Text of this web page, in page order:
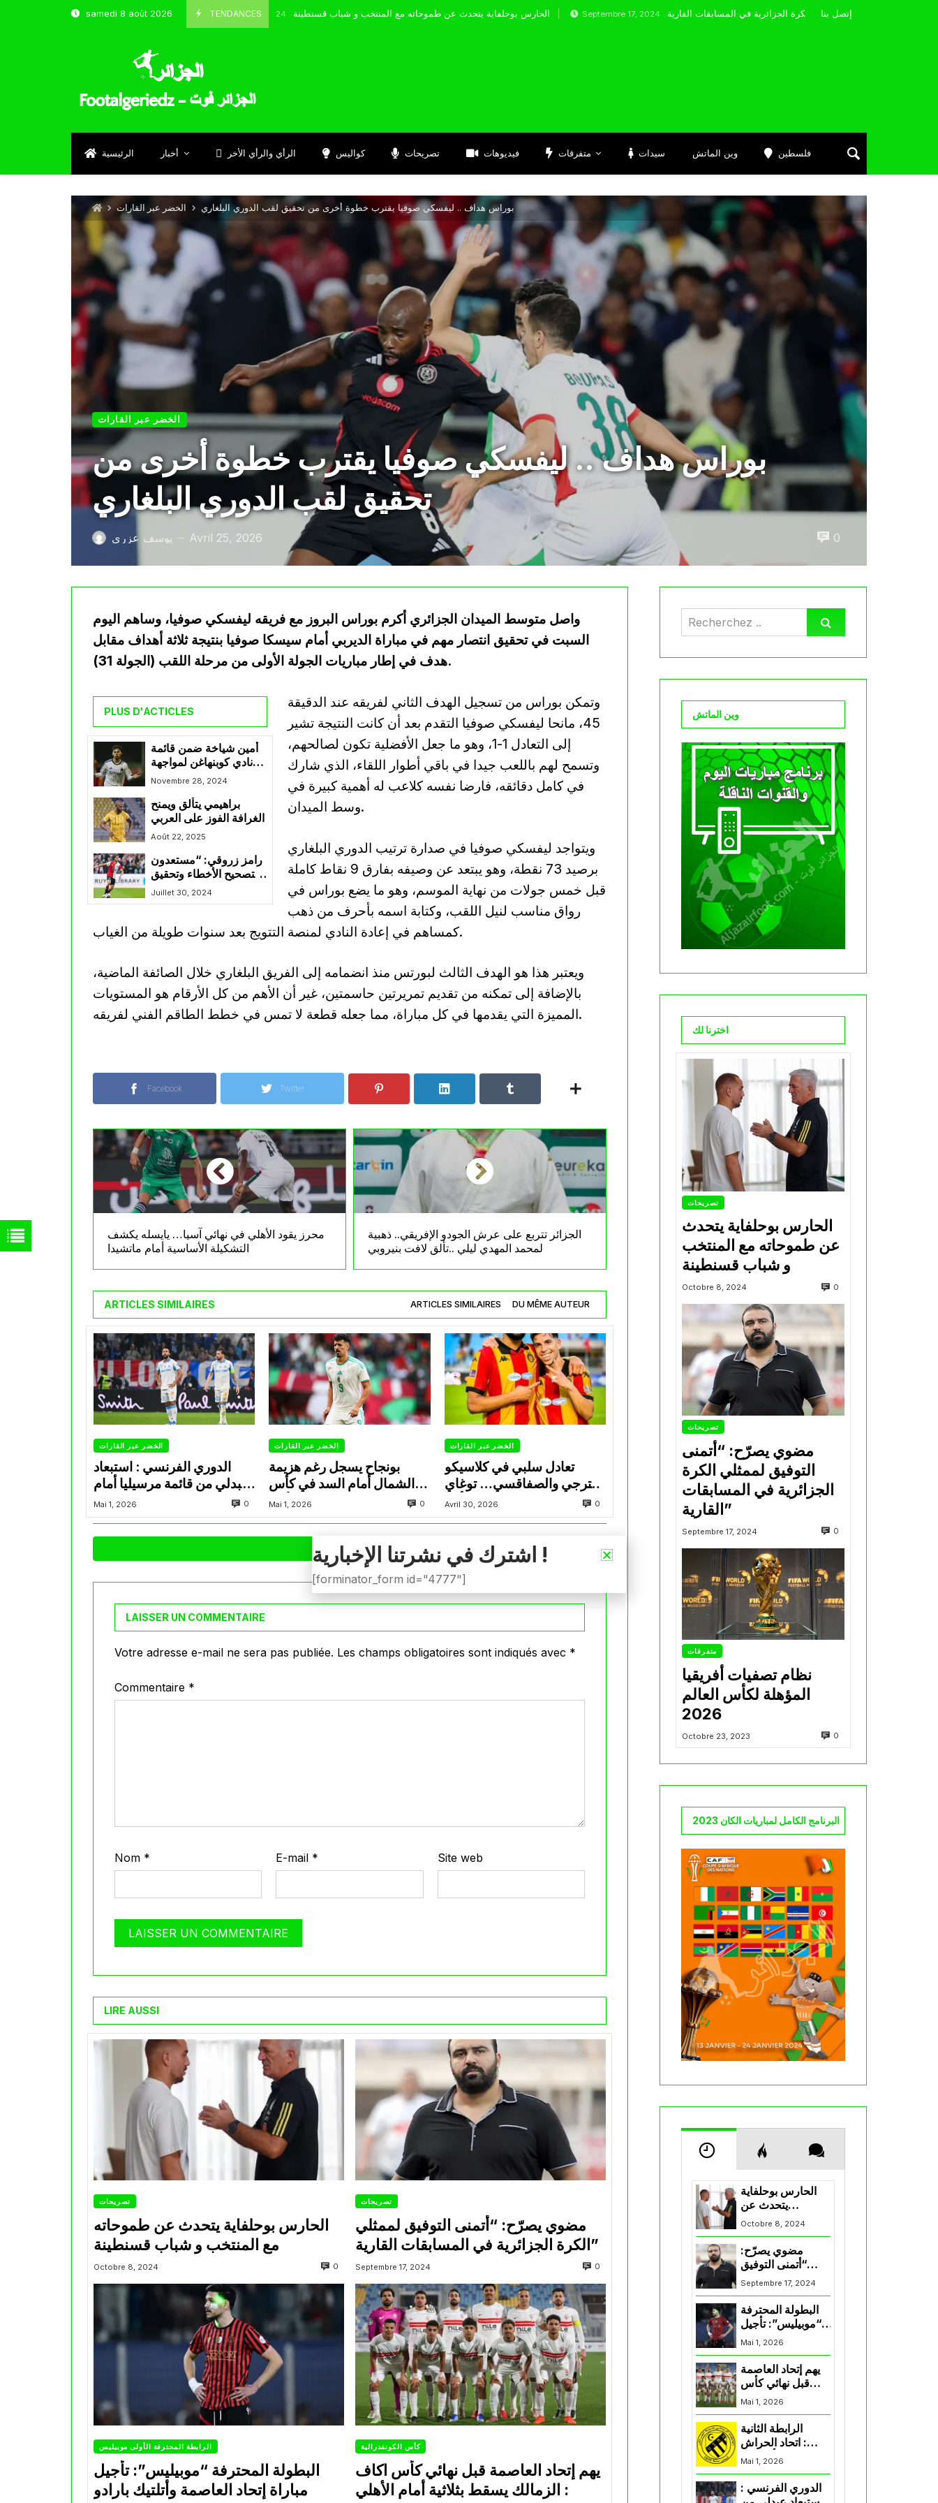
samedi 8 août 2026 TENDANCES
Octobre 8, 2024 الحارس بوحلفاية يتحدث عن طموحاته مع المنتخب و شباب قسنطينة Septembre 17, 2024 إتصل بنا
الرئيسية أخبار الرأي والرأي الأخر كواليس تصريحات فيديوهات متفرقات سيدات وين الماتش فلسطين
الخضر عبر القارات بوراس هداف .. ليفسكي صوفيا يقترب خطوة أخرى من تحقيق لقب الدوري البلغاري
الخضر عبر القارات
بوراس هداف .. ليفسكي صوفيا يقترب خطوة أخرى من
تحقيق لقب الدوري البلغاري
يوسف عزري — Avril 25, 2026 0
واصل متوسط الميدان الجزائري أكرم بوراس البروز مع فريقه ليفسكي صوفيا، وساهم اليوم
السبت في تحقيق انتصار مهم في مباراة الديربي أمام سيسكا صوفيا بنتيجة ثلاثة أهداف مقابل
هدف في إطار مباريات الجولة الأولى من مرحلة اللقب (الجولة 31).
PLUS D'ACTICLES
أمين شياخة ضمن قائمة
نادي كوبنهاغن لمواجهة
دينامو مينسك في دوري
Novembre 28, 2024
براهيمي يتألق ويمنح
الغرافة الفوز على العربي
Août 22, 2025
رامز زروقي: “مستعدون
لتصحيح الأخطاء وتحقيق
الألقاب في الموسم
الجديد مع فينورد”
Juillet 30, 2024
وتمكن بوراس من تسجيل الهدف الثاني لفريقه عند الدقيقة
45، مانحا ليفسكي صوفيا التقدم بعد أن كانت النتيجة تشير
إلى التعادل 1-1، وهو ما جعل الأفضلية تكون لصالحهم،
وتسمح لهم باللعب جيدا في باقي أطوار اللقاء، الذي شارك
في كامل دقائقه، فارضا نفسه كلاعب له أهمية كبيرة في
وسط الميدان.
ويتواجد ليفسكي صوفيا في صدارة ترتيب الدوري البلغاري
برصيد 73 نقطة، وهو يبتعد عن وصيفه بفارق 9 نقاط كاملة
قبل خمس جولات من نهاية الموسم، وهو ما يضع بوراس في
رواق مناسب لنيل اللقب، وكتابة اسمه بأحرف من ذهب
كمساهم في إعادة النادي لمنصة التتويج بعد سنوات طويلة من الغياب.
ويعتبر هذا هو الهدف الثالث لبورتس منذ انضمامه إلى الفريق البلغاري خلال الصائفة الماضية،
بالإضافة إلى تمكنه من تقديم تمريرتين حاسمتين، غير أن الأهم من كل الأرقام هو المستويات
المميزة التي يقدمها في كل مباراة، مما جعله قطعة لا تمس في خطط الطاقم الفني لفريقه.
Facebook Twitter
محرز يقود الأهلي في نهائي آسيا… يايسله يكشف
التشكيلة الأساسية أمام ماتشيدا
الجزائر تتربع على عرش الجودو الإفريقي.. ذهبية
لمحمد المهدي ليلي ..تألق لافت بنيروبي
ARTICLES SIMILAIRES ARTICLES SIMILAIRES DU MÊME AUTEUR
الخضر عبر القارات
الدوري الفرنسي : استبعاد
عبدلي من قائمة مرسيليا أمام
نانت
Mai 1, 2026 0
الخضر عبر القارات
بونجاح يسجل رغم هزيمة
الشمال أمام السد في كأس
الأمير
Mai 1, 2026 0
الخضر عبر القارات
تعادل سلبي في كلاسيكو
الترجي والصفاقسي… توغاي
يهدر ركلة جزاء وبوعالية يتألق
Avril 30, 2026 0
VOIR PLUS
LAISSER UN COMMENTAIRE
Votre adresse e-mail ne sera pas publiée. Les champs obligatoires sont indiqués avec *
Commentaire *
Nom * E-mail * Site web
LIRE AUSSI
تصريحات
الحارس بوحلفاية يتحدث عن طموحاته
مع المنتخب و شباب قسنطينة
Octobre 8, 2024 0
تصريحات
مضوي يصرّح: “أتمنى التوفيق لممثلي
الكرة الجزائرية في المسابقات القارية”
Septembre 17, 2024 0
الرابطة المحترفة الأولى موبيليس
البطولة المحترفة “موبيليس”: تأجيل
مباراة إتحاد العاصمة وأتلتيك بارادو
كأس الكونفدرالية
يهم إتحاد العاصمة قبل نهائي كأس اكاف
وين الماتش
اخترنا لك
تصريحات
الحارس بوحلفاية يتحدث
عن طموحاته مع المنتخب
و شباب قسنطينة
Octobre 8, 2024 0
تصريحات
مضوي يصرّح: “أتمنى
التوفيق لممثلي الكرة
الجزائرية في المسابقات
القارية”
Septembre 17, 2024 0
متفرقات
نظام تصفيات أفريقيا
المؤهلة لكأس العالم
2026
Octobre 23, 2023 0
البرنامج الكامل لمباريات الكان 2023
الحارس بوحلفاية
يتحدث عن
طموحاته مع
المنتخب و شباب
قسنطينة
Octobre 8, 2024
مضوي يصرّح:
“أتمنى التوفيق
لممثلي الكرة
الجزائرية في
Septembre 17, 2024
البطولة المحترفة
“موبيليس”: تأجيل
مباراة إتحاد
العاصمة وأتلتيك
بارادو
Mai 1, 2026
يهم إتحاد العاصمة
قبل نهائي كأس
اكاف : الزمالك
يسقط بثلاثية أمام
Mai 1, 2026
الرابطة الثانية
: اتحاد الحراش
يحسم التأهل إلى
“البلاي أوف”
Mai 1, 2026
الدوري الفرنسي :
اشترك في نشرتنا الإخبارية !
[forminator_form id="4777"]